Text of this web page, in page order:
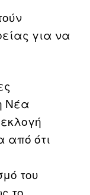
για να
Νέα
από ότι
του
το